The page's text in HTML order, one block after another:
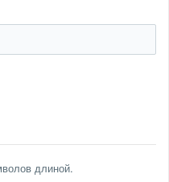
длиной.